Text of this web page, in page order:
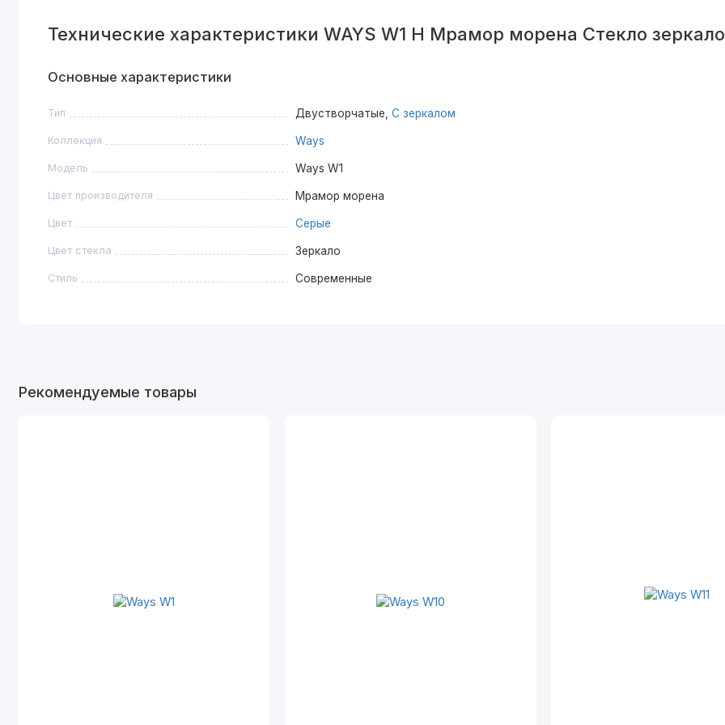
Технические характеристики WAYS W1 H Мрамор морена Стекло зеркало
Основные характеристики
Тип Двустворчатые, С зеркалом
Коллекция Ways
Модель Ways W1
Цвет производителя Мрамор морена
Цвет Серые
Цвет стекла Зеркало
Стиль Современные
Рекомендуемые товары